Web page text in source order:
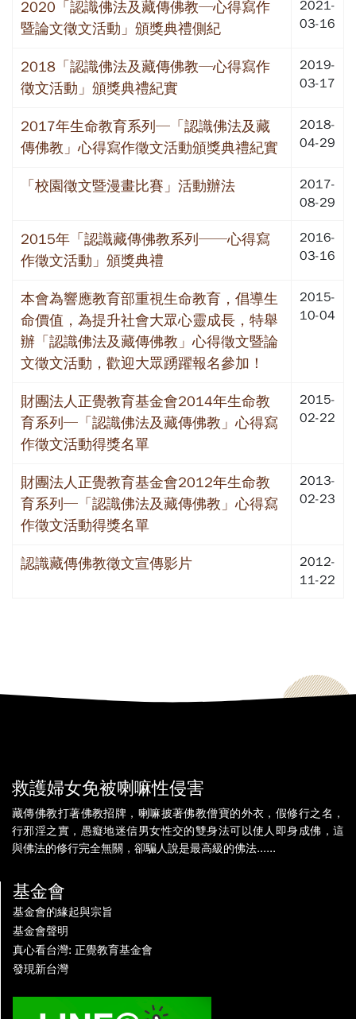
2020「認識佛法及藏傳佛教─心得寫作
暨論文徵文活動」頒獎典禮側紀
2021-
03-16
2018「認識佛法及藏傳佛教─心得寫作
徵文活動」頒獎典禮紀實
2019-
03-17
2017年生命教育系列─「認識佛法及藏
傳佛教」心得寫作徵文活動頒獎典禮紀實
2018-
04-29
「校園徵文暨漫畫比賽」活動辦法
2017-
08-29
2015年「認識藏傳佛教系列──心得寫
作徵文活動」頒獎典禮
2016-
03-16
本會為響應教育部重視生命教育，倡導生
命價值，為提升社會大眾心靈成長，特舉
辦「認識佛法及藏傳佛教」心得徵文暨論
文徵文活動，歡迎大眾踴躍報名參加！
2015-
10-04
財團法人正覺教育基金會2014年生命教
育系列─「認識佛法及藏傳佛教」心得寫
作徵文活動得獎名單
2015-
02-22
財團法人正覺教育基金會2012年生命教
育系列─「認識佛法及藏傳佛教」心得寫
作徵文活動得獎名單
2013-
02-23
認識藏傳佛教徵文宣傳影片
2012-
11-22
救護婦女免被喇嘛性侵害
藏傳佛教打著佛教招牌，喇嘛披著佛教僧寶的外衣，假修行之名，
行邪淫之實，愚癡地迷信男女性交的雙身法可以使人即身成佛，這
與佛法的修行完全無關，卻騙人說是最高級的佛法......
基金會
基金會的緣起與宗旨
基金會聲明
真心看台灣: 正覺教育基金會
發現新台灣